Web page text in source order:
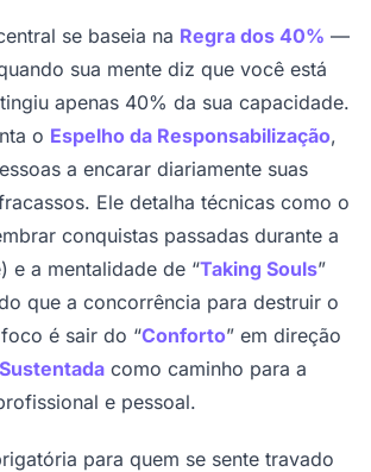
se baseia na Regra dos 40% —
sua mente diz que você está
apenas 40% da sua capacidade.
o Espelho da Responsabilização,
a encarar diariamente suas
Ele detalha técnicas como o
conquistas passadas durante a
e a mentalidade de “Taking Souls”
que a concorrência para destruir o
é sair do “Conforto” em direção
como caminho para a
e pessoal.
para quem se sente travado